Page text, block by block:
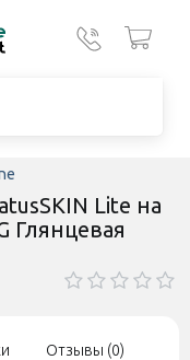
Lite на
Глянцевая
Отзывы (0)